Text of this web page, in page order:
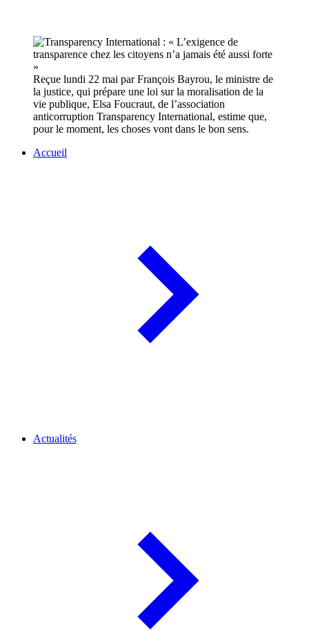
Reçue lundi 22 mai par François Bayrou, le ministre de
la justice, qui prépare une loi sur la moralisation de la
vie publique, Elsa Foucraut, de l’association
anticorruption Transparency International, estime que,
pour le moment, les choses vont dans le bon sens.
Accueil
Actualités